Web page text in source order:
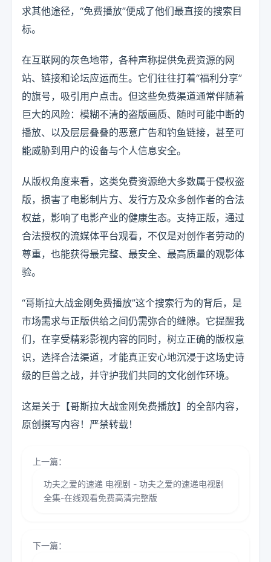
求其他途径，“免费播放”便成了他们最直接的搜索目
标。
在互联网的灰色地带，各种声称提供免费资源的网
站、链接和论坛应运而生。它们往往打着“福利分享”
的旗号，吸引用户点击。但这些免费渠道通常伴随着
巨大的风险：模糊不清的盗版画质、随时可能中断的
播放、以及层层叠叠的恶意广告和钓鱼链接，甚至可
能威胁到用户的设备与个人信息安全。
从版权角度来看，这类免费资源绝大多数属于侵权盗
版，损害了电影制片方、发行方及众多创作者的合法
权益，影响了电影产业的健康生态。支持正版，通过
合法授权的流媒体平台观看，不仅是对创作者劳动的
尊重，也能获得最完整、最安全、最高质量的观影体
验。
“哥斯拉大战金刚免费播放”这个搜索行为的背后，是
市场需求与正版供给之间仍需弥合的缝隙。它提醒我
们，在享受精彩影视内容的同时，树立正确的版权意
识，选择合法渠道，才能真正安心地沉浸于这场史诗
级的巨兽之战，并守护我们共同的文化创作环境。
这是关于【哥斯拉大战金刚免费播放】的全部内容，
原创撰写内容！严禁转载！
上一篇：
功夫之爱的速递 电视剧 - 功夫之爱的速递电视剧
全集-在线观看免费高清完整版
下一篇：